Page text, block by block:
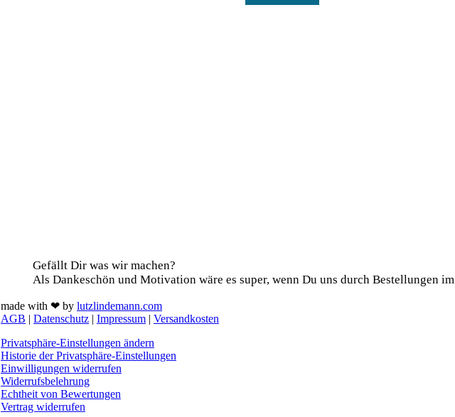
Gefällt Dir was wir machen?
Als Dan­ke­schön und Moti­va­ti­on wäre es super, wenn Du uns durch Bestel­lun­gen im
made with ❤ by lutzlindemann.com
AGB | Datenschutz | Impressum | Versandkosten
Privatsphäre-Einstellungen ändern
Historie der Privatsphäre-Einstellungen
Einwilligungen widerrufen
Widerrufsbelehrung
Echtheit von Bewertungen
Vertrag widerrufen